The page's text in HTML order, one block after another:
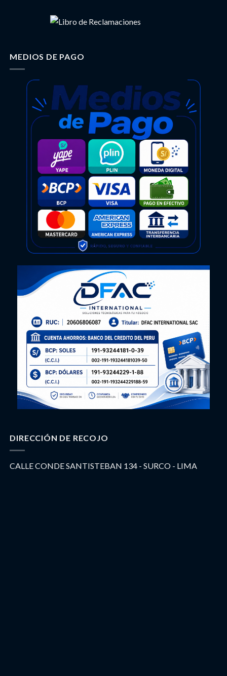
MEDIOS DE PAGO
DIRECCIÓN DE RECOJO
CALLE CONDE SANTISTEBAN 134 - SURCO - LIMA